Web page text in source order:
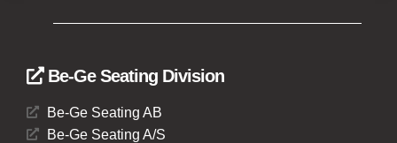
Be-Ge Seating Division
Be-Ge Seating AB
Be-Ge Seating A/S